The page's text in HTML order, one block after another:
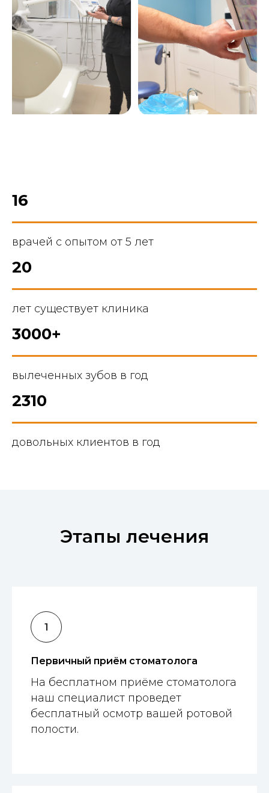
16
врачей с опытом от 5 лет
20
лет существует клиника
3000+
вылеченных зубов в год
2310
довольных клиентов в год
Этапы лечения
Первичный приём стоматолога
На бесплатном приёме стоматолога
наш специалист проведет
бесплатный осмотр вашей ротовой
полости.